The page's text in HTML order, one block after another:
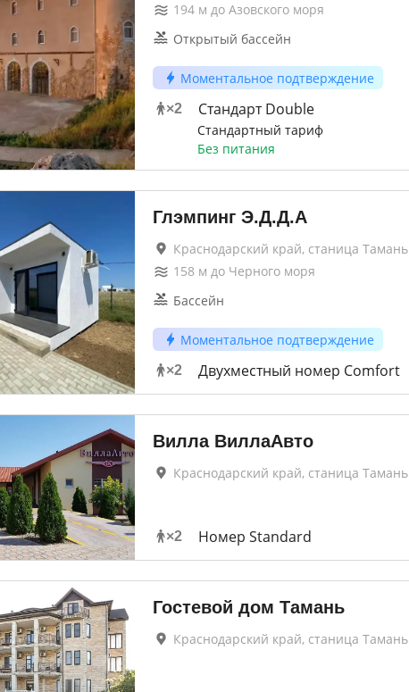
194м до Азовского моря
Открытый бассейн
Моментальное подтверждение
×2 Стандарт Double
Стандартный тариф
Без питания
Глэмпинг Э.Д.Д.А
Краснодарский край, станица Тамань
158 м до Черного моря
Бассейн
Моментальное подтверждение
×2 Двухместный номер Comfort
Вилла ВиллаАвто
Краснодарский край, станица Тамань
×2 Номер Standard
Гостевой дом Тамань
Краснодарский край, станица Тамань